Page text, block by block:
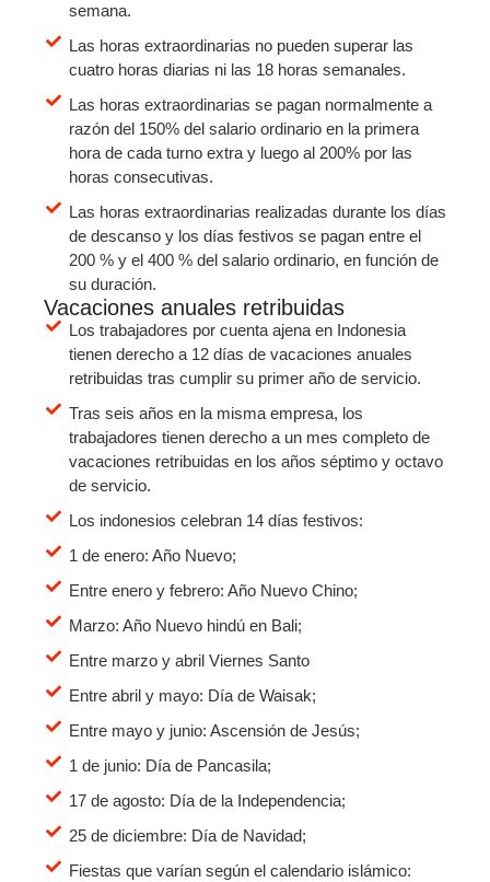
semana.
Las horas extraordinarias no pueden superar las
cuatro horas diarias ni las 18 horas semanales.
Las horas extraordinarias se pagan normalmente a
razón del 150% del salario ordinario en la primera
hora de cada turno extra y luego al 200% por las
horas consecutivas.
Las horas extraordinarias realizadas durante los días
de descanso y los días festivos se pagan entre el
200 % y el 400 % del salario ordinario, en función de
su duración.
Vacaciones anuales retribuidas
Los trabajadores por cuenta ajena en Indonesia
tienen derecho a 12 días de vacaciones anuales
retribuidas tras cumplir su primer año de servicio.
Tras seis años en la misma empresa, los
trabajadores tienen derecho a un mes completo de
vacaciones retribuidas en los años séptimo y octavo
de servicio.
Los indonesios celebran 14 días festivos:
1 de enero: Año Nuevo;
Entre enero y febrero: Año Nuevo Chino;
Marzo: Año Nuevo hindú en Bali;
Entre marzo y abril Viernes Santo
Entre abril y mayo: Día de Waisak;
Entre mayo y junio: Ascensión de Jesús;
1 de junio: Día de Pancasila;
17 de agosto: Día de la Independencia;
25 de diciembre: Día de Navidad;
Fiestas que varían según el calendario islámico: